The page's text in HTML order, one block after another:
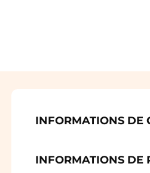
INFORMATIONS DE
INFORMATIONS DE